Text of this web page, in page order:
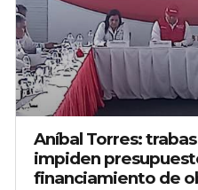
Aníbal Torres:
impiden
financiamiento de